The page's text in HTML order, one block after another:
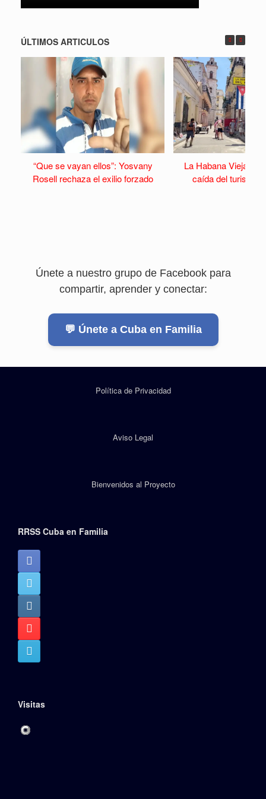
ÚLTIMOS ARTICULOS
“Que se vayan ellos”: Yosvany
Rosell rechaza el exilio forzado
La Habana Vieja se
caída del turismo
Únete a nuestro grupo de Facebook para
compartir, aprender y conectar:
💬 Únete a Cuba en Familia
Política de Privacidad
Aviso Legal
Bienvenidos al Proyecto
RRSS Cuba en Familia
Visitas